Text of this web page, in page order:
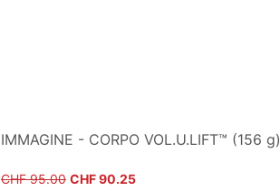
IMMAGINE - CORPO VOL.U.LIFT™ (156 g)
Prezzo regolare
CHF 95.00 Prezzo scontato
CHF 90.25